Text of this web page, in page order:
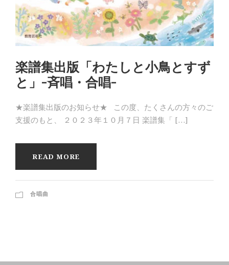
楽譜集出版「わたしと小鳥とすず
と」-斉唱・合唱-
★楽譜集出版のお知らせ★ この度、たくさんの方々のご
支援のもと、 ２０２３年１０月７日 楽譜集「 […]
READ MORE
合唱曲